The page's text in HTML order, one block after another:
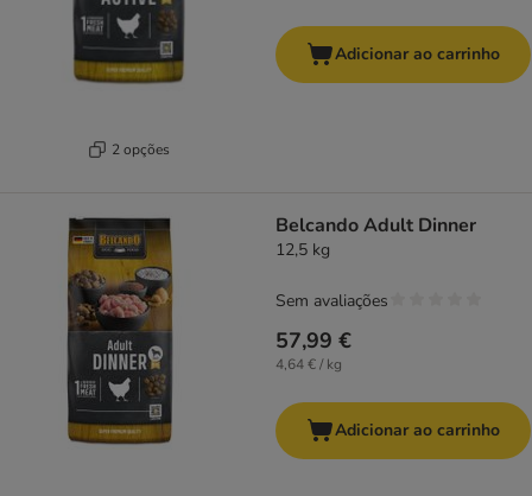
2 opções
Adicionar ao carrinho
Belcando Adult Dinner
12,5 kg
57,99 €
4,64 € / kg
Sem avaliações
Adicionar ao carrinho